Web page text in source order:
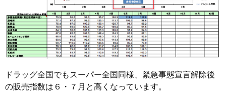
ドラッグ全国でもスーパー全国同様、緊急事態宣言解除後
の販売指数は６・７月と高くなっています。